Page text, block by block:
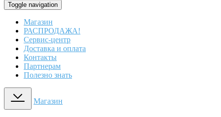
Toggle navigation
Магазин
РАСПРОДАЖА!
Сервис-центр
Доставка и оплата
Контакты
Партнерам
Полезно знать
Магазин